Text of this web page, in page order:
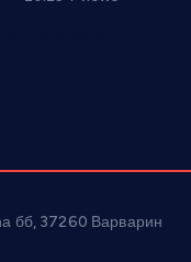
бб, 37260 Варварин